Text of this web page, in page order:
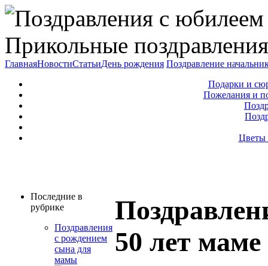
Прикольные
ГлавнаяНовостиСтатьиДень рождения Поздравление
Подарки и
Пожелания и
Цветы
Последние в
рубрике
Поздравления
с рождением
сына для
мамы
50 лет